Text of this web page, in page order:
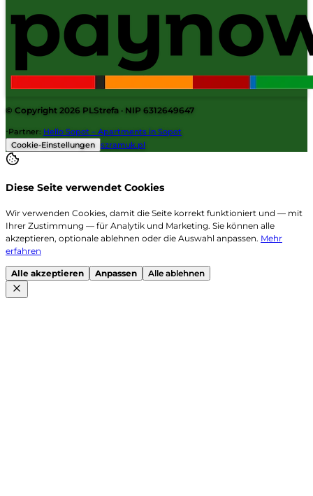
© Copyright 2026 PLStrefa · NIP 6312649647
·Partner: Hello Sopot – Apartments in Sopot
Cookie-Einstellungen szramuk.pl
Diese Seite verwendet Cookies
Wir verwenden Cookies, damit die Seite korrekt funktioniert und — mit
Ihrer Zustimmung — für Analytik und Marketing. Sie können alle
akzeptieren, optionale ablehnen oder die Auswahl anpassen. Mehr
erfahren
Alle akzeptieren Anpassen Alle ablehnen